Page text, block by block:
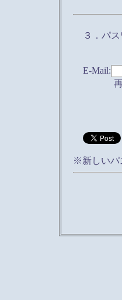
３．パ
E-Mail:
※新しいパ